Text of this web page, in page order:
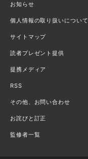
お知らせ
個人情報の取り扱いについて
サイトマップ
読者プレゼント提供
提携メディア
RSS
その他、お問い合わせ
お詫びと訂正
監修者一覧